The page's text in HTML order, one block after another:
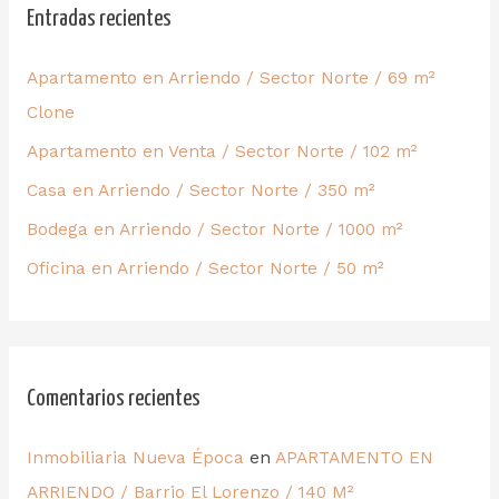
Entradas recientes
Apartamento en Arriendo / Sector Norte / 69 m²
Clone
Apartamento en Venta / Sector Norte / 102 m²
Casa en Arriendo / Sector Norte / 350 m²
Bodega en Arriendo / Sector Norte / 1000 m²
Oficina en Arriendo / Sector Norte / 50 m²
Comentarios recientes
Inmobiliaria Nueva Época en APARTAMENTO EN
ARRIENDO / Barrio El Lorenzo / 140 M²